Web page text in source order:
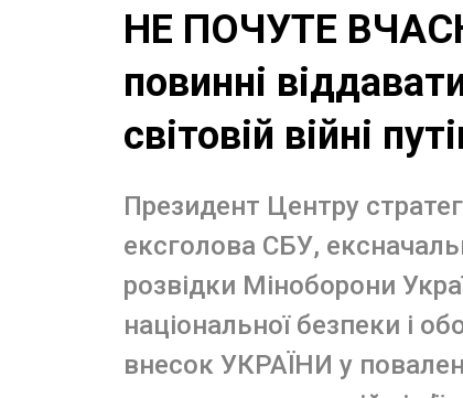
НЕ ПОЧУТЕ
повинні
світовій війні
Президент Центру
ексголова СБУ,
розвідки Міноборони
національної безпеки і
внесок УКРАЇНИ у